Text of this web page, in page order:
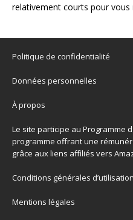
relativement courts pour
Politique de confidentialité
Données personnelles
À propos
Le site participe au Programme
programme offrant une
grâce aux liens affiliés vers
Conditions générales d’utilisation
Mentions légales